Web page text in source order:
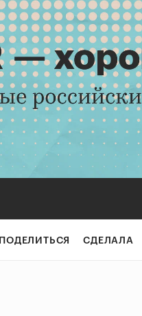
ПОДЕЛИТЬСЯ СДЕЛАЛА